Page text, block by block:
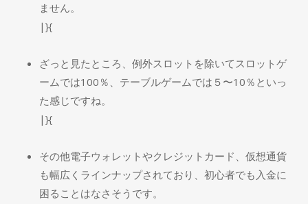
ません。
|}{
ざっと見たところ、例外スロットを除いてスロットゲ
ームでは100％、テーブルゲームでは５〜10％といっ
た感じですね。
|}{
その他電子ウォレットやクレジットカード、仮想通貨
も幅広くラインナップされており、初心者でも入金に
困ることはなさそうです。